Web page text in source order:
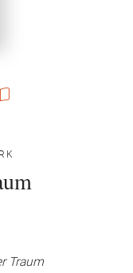
Traum